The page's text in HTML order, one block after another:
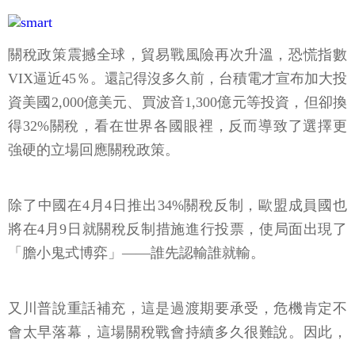
關稅政策震撼全球，貿易戰風險再次升溫，恐慌指數
VIX逼近45％。還記得沒多久前，台積電才宣布加大投
資美國2,000億美元、買波音1,300億元等投資，但卻換
得32%關稅，看在世界各國眼裡，反而導致了選擇更
強硬的立場回應關稅政策。
除了中國在4月4日推出34%關稅反制，歐盟成員國也
將在4月9日就關稅反制措施進行投票，使局面出現了
「膽小鬼式博弈」——誰先認輸誰就輸。
又川普說重話補充，這是過渡期要承受，危機肯定不
會太早落幕，這場關稅戰會持續多久很難說。因此，